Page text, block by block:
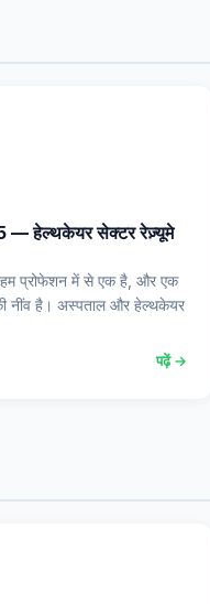
— हेल्थकेयर सेक्टर रेज़्यूमे
प्रोफेशन में से एक है, और एक
नींव है। अस्पताल और हेल्थकेयर
पढ़ें →